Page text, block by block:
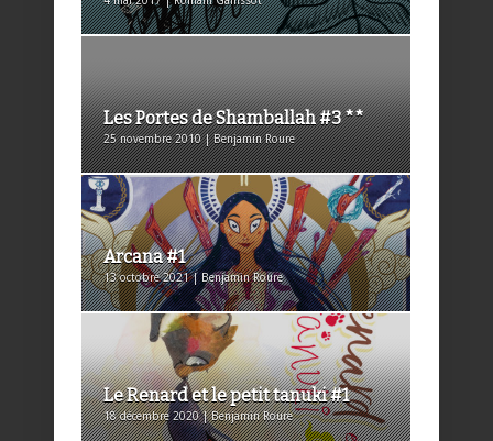
Les Portes de Shamballah #3 **
25 novembre 2010 | Benjamin Roure
Arcana #1
13 octobre 2021 | Benjamin Roure
Le Renard et le petit tanuki #1
18 décembre 2020 | Benjamin Roure